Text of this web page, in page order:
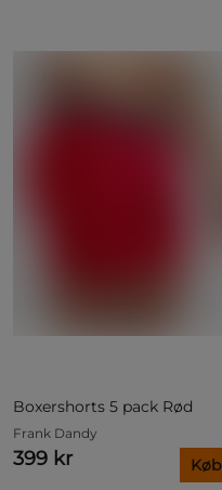
Boxershorts 5 pack Rød
Frank Dandy
399 kr Køb